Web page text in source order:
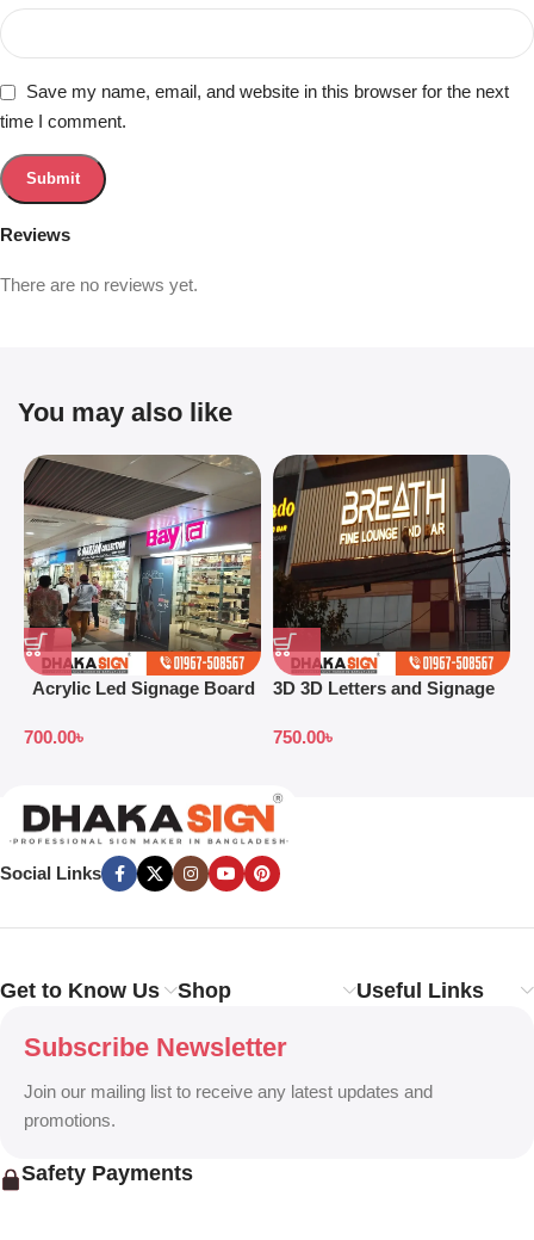
Reviews
There are no reviews yet.
Save my name, email, and website in this browser for the next
time I comment.
You may also like
Acrylic Led Signage Board
700.00৳
3D 3D Letters and Signage
750.00৳
Social Links
Get to Know Us Shop Useful Links
Subscribe Newsletter
Join our mailing list to receive any latest updates and
promotions.
Safety Payments